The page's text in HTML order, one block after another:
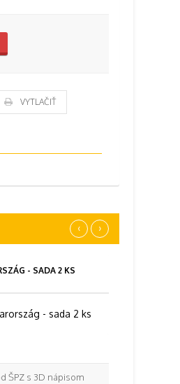
VYTLAČIŤ
‹ ›
- SADA 2 KS
ŠPZ s 3D nápisom